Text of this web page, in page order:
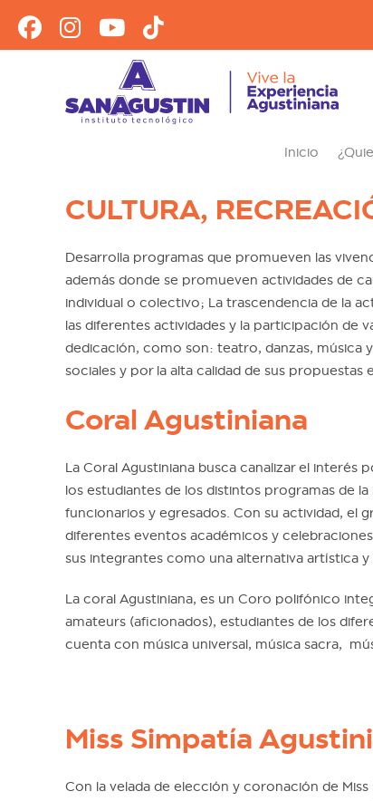
Inicio
CULTURA,
Desarrolla programas que promueven las
además donde se promueven actividades de
individual o colectivo; La trascendencia de la
las diferentes actividades y la participación de
dedicación, como son: teatro, danzas, música
sociales y por la alta calidad de sus propuestas
Coral Agustiniana
La Coral Agustiniana busca canalizar el interés
los estudiantes de los distintos programas de
funcionarios y egresados. Con su actividad, el
diferentes eventos académicos y
sus integrantes como una alternativa artística
La coral Agustiniana, es un Coro polifónico
amateurs (aficionados), estudiantes de los
cuenta con música universal, música sacra,
Miss Simpatía
Con la velada de elección y coronación de